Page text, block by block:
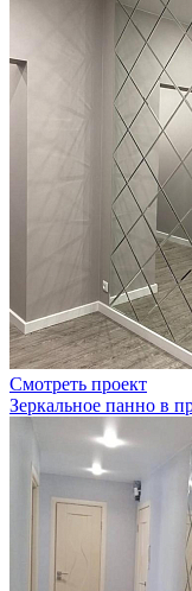
Смотреть проект
Зеркальное панно в